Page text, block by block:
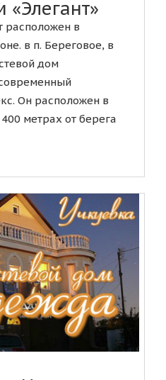
«Элегант»
расположен в
в п. Береговое, в
дом
Он расположен в
метрах от берега